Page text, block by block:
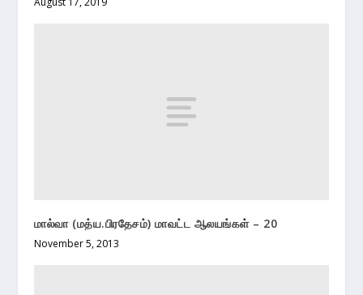
மால்வா (மத்ய.பிரதேசம்) மாவட்ட ஆலயங்கள் – 20
November 5, 2013